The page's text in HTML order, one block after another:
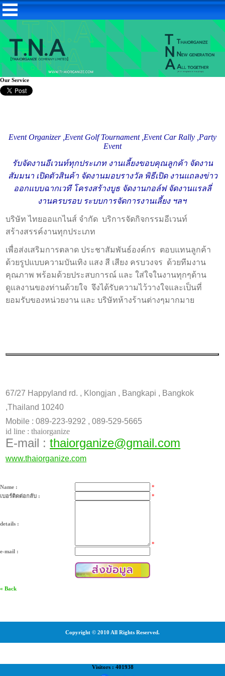
Our Service
Event Organizer , Event Golf Tournament ,Event Car Rally ,Party
Event
รับจัดงานอีเวนท์ทุกประเภท งานเลี้ยงขอบคุณลูกค้า จัดงาน
สัมมนา เปิดตัวสินค้า จัดงานมอบรางวัล พิธีเปิด งานแถลงข่าว
ออกแบบฉากเวที โครงสร้างบูธ จัดงานกอล์ฟ จัดงานแรลลี่
งานครบรอบ ระบบการจัดการงานเลี้ยง ฯลฯ
บริษัท ไทยออแกไนส์ จำกัด บริการจัดกิจกรรมอีเวนท์
สร้างสรรค์งานทุกประเภท
เพื่อส่งเสริมการตลาด ประชาสัมพันธ์องค์กร ตอบแทนลูกค้า
ด้วยรูปแบบความบันเทิง แสง สี เสียง ครบวงจร ด้วยทีมงาน
คุณภาพ พร้อมด้วยประสบการณ์ และ ใส่ใจในงานทุกๆด้าน
ดูแลงานของท่านด้วยใจ จึงได้รับความไว้วางใจและเป็นที่
ยอมรับของหน่วยงาน และ บริษัทห้างร้านต่างๆมากมาย
67/27 Happyland rd. , Klongjan , Bangkapi , Bangkok
,Thailand 10240
Mobile : 089-223-9292 , 089-529-5665
id line : thaiorganize
E-mail :thaiorganize@gmail.com
www.thaiorganize.com
Name :
*
เบอร์ติดต่อกลับ :
*
details :
*
e-mail :
« Back
Copyright © 2010 All Rights Reserved.
Visitors : 401938